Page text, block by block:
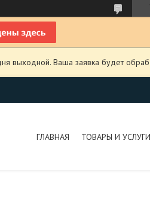
выходной. Ваша заявка будет
ГЛАВНАЯ ТОВАРЫ И УСЛУГИ